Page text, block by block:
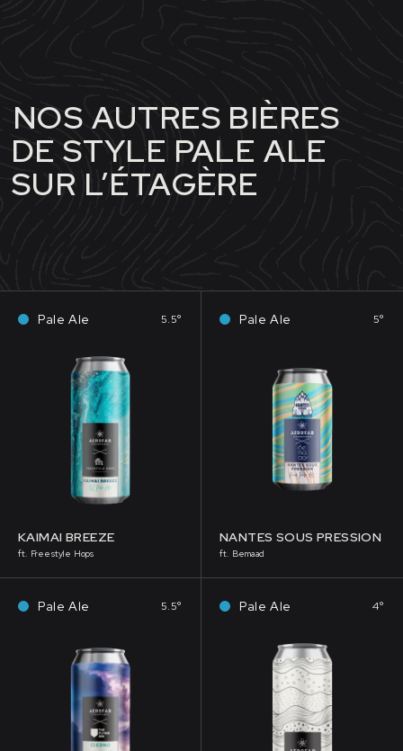
NOS AUTRES BIÈRES
DE STYLE PALE ALE
SUR L’ÉTAGÈRE
Pale Ale 5.5°
KAIMAI BREEZE
ft. Freestyle Hops
Pale Ale 5°
NANTES SOUS PRESSION
ft. Bemaad
Pale Ale 5.5° Pale Ale 4°
AVEC MODÉRATION.L’ABUS D’ALCOOL EST DANGEREUX POUR LA SANTÉ, À